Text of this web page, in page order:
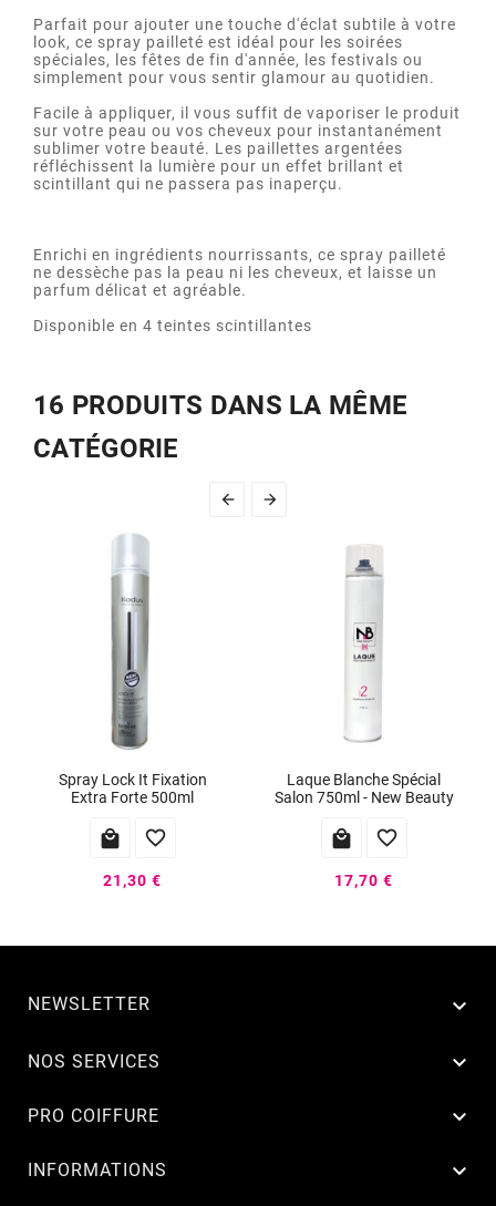
Parfait pour ajouter une touche d'éclat subtile à votre
look, ce spray pailleté est idéal pour les soirées
spéciales, les fêtes de fin d'année, les festivals ou
simplement pour vous sentir glamour au quotidien.
Facile à appliquer, il vous suffit de vaporiser le produit
sur votre peau ou vos cheveux pour instantanément
sublimer votre beauté. Les paillettes argentées
réfléchissent la lumière pour un effet brillant et
scintillant qui ne passera pas inaperçu.
Enrichi en ingrédients nourrissants, ce spray pailleté
ne dessèche pas la peau ni les cheveux, et laisse un
parfum délicat et agréable.
Disponible en 4 teintes scintillantes
16 PRODUITS DANS LA MÊME
CATÉGORIE
 
Spray Lock It Fixation
Extra Forte 500ml
 
21,30 €
Laque Blanche Spécial
Salon 750ml - New Beauty
 
17,70 €
NEWSLETTER 
NOS SERVICES 
PRO COIFFURE 
INFORMATIONS 